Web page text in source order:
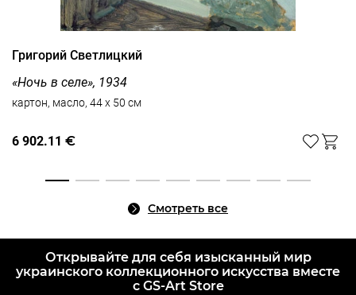
Григорий Светлицкий
«Ночь в селе», 1934
картон, масло, 44 x 50 см
6 902.11 €
Смотреть все
Открывайте для себя изысканный мир
украинского коллекционного искусства вместе
с GS-Art Store